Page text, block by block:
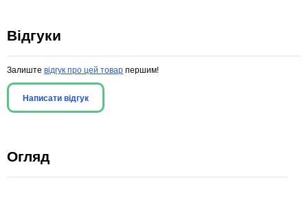
Відгуки
Залиште відгук про цей товарпершим!
Написати відгук
Огляд